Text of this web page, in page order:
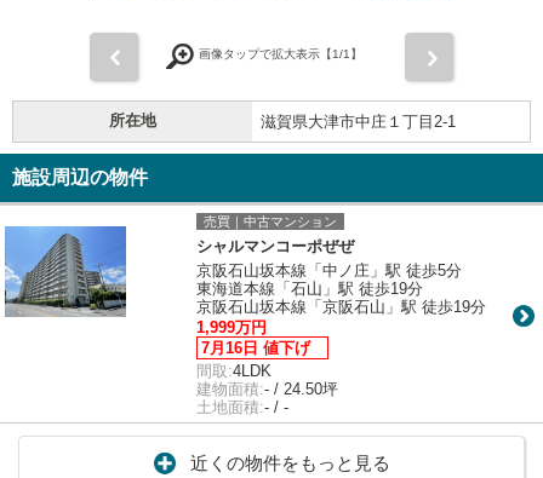
画像タップで拡大表示【1/1】
所在地 滋賀県大津市中庄１丁目2-1
施設周辺の物件
売買｜中古マンション
シャルマンコーポぜぜ
京阪石山坂本線「中ノ庄」駅 徒歩5分
東海道本線「石山」駅 徒歩19分
京阪石山坂本線「京阪石山」駅 徒歩19分
1,999万円
7月16日 値下げ
間取:4LDK
建物面積:- / 24.50坪
土地面積:- / -
近くの物件をもっと見る